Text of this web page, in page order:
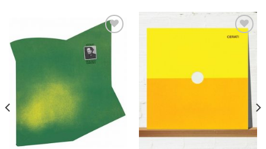
Añadir
lista de
deseos